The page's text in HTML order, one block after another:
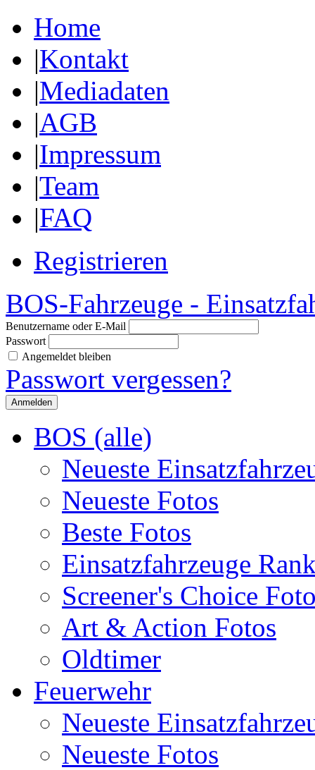
Home
|Kontakt
|Mediadaten
|AGB
|Impressum
|Team
|FAQ
Registrieren
BOS-Fahrzeuge -
Benutzername oder E-Mail
Passwort
Angemeldet bleiben
Passwort vergessen?
BOS (alle)
Neueste
Neueste Fotos
Beste Fotos
Einsatzfahrzeuge
Screener's Choice
Art & Action Fotos
Oldtimer
Feuerwehr
Neueste
Neueste Fotos